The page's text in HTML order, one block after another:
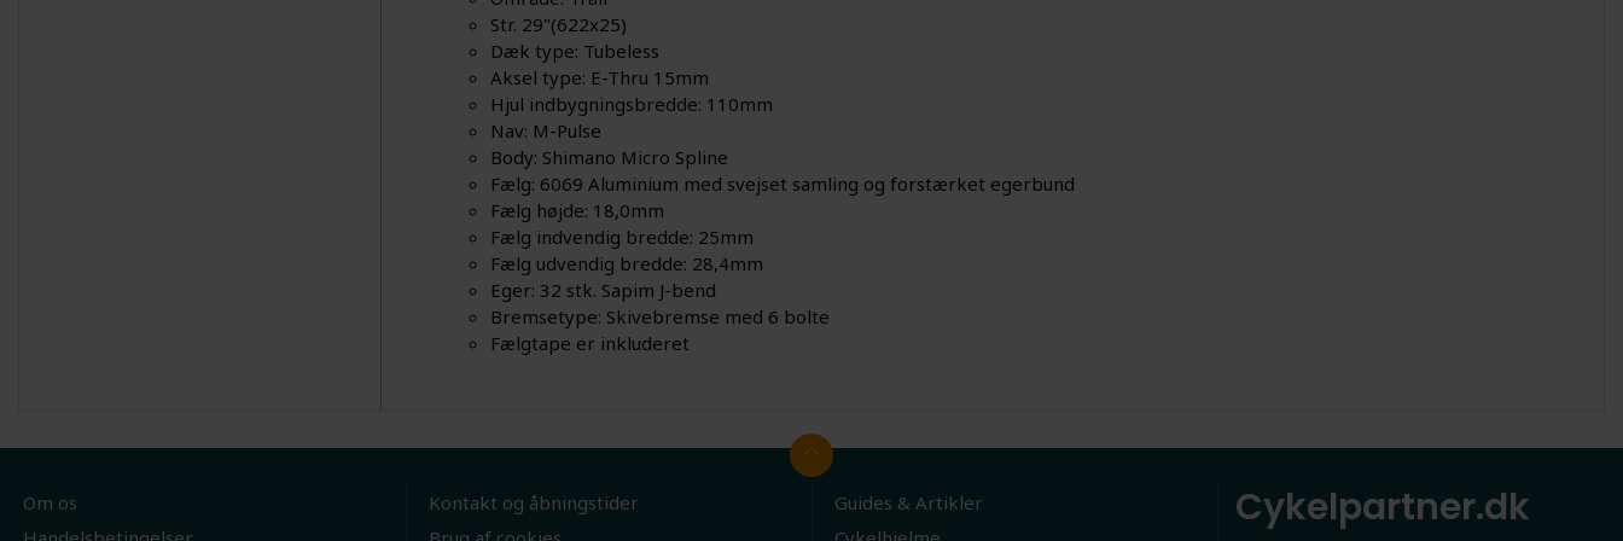
Str. 29"(622x25)
Dæk type: Tubeless
Aksel type: E-Thru 15mm
Hjul indbygningsbredde: 110mm
Nav: M-Pulse
Body: Shimano Micro Spline
Fælg: 6069 Aluminium med svejset samling og forstærket egerbund
Fælg højde: 18,0mm
Fælg indvendig bredde: 25mm
Fælg udvendig bredde: 28,4mm
Eger: 32 stk. Sapim J-bend
Bremsetype: Skivebremse med 6 bolte
Fælgtape er inkluderet
Om os
Kontakt og åbningstider
Guides & Artikler
Cykelpartner.dk